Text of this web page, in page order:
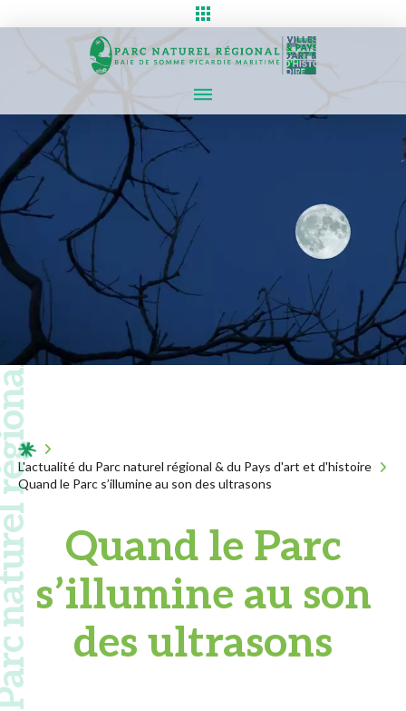
régional
Acceuil
L'actualité du Parc naturel régional & du Pays d'art et d'histoire
Quand le Parc s’illumine au son des ultrasons
Quand le Parc
s’illumine au son
des ultrasons